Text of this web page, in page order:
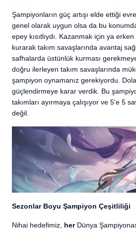
Şampiyonların güç artışı elde ettiği
genel olarak uygun olsa da bu
epey kısıtlıydı. Kazanmak için ya
kurarak takım savaşlarında avantaj
safhalarda üstünlük kurması
doğru ilerleyen takım savaşlarında
şampiyon oynamanız gerekiyordu.
güçlendirmeye karar verdik. Bu
takımları ayırmaya çalışıyor ve 5'e 5
değil.
Sezonlar Boyu Şampiyon Çeşitliliği
Nihai hedefimiz, her Dünya